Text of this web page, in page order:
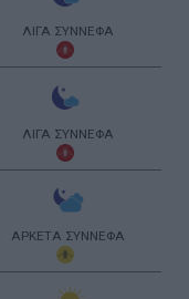
ΛΙΓΑ ΣΥΝΝΕΦΑ
ΛΙΓΑ ΣΥΝΝΕΦΑ
ΑΡΚΕΤΑ ΣΥΝΝΕΦΑ